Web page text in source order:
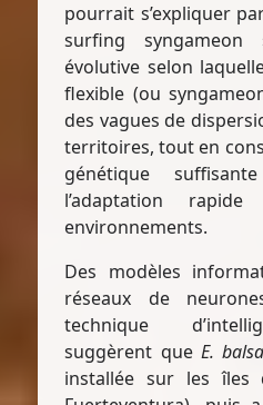
pourrait s’expliquer
surfing syngameon
évolutive selon
flexible (ou
des vagues de
territoires, tout en
génétique
l’adaptation
environnements.
Des modèles
réseaux de
technique
suggèrent que E.
installée sur les îles